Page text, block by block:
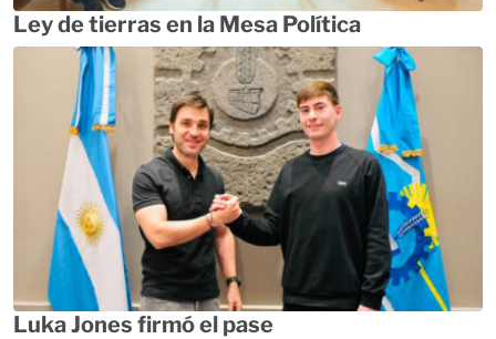
Ley de tierras en la Mesa Política
Luka Jones firmó el pase